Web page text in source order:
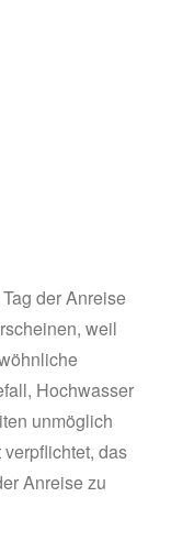
der Anreise
weil
Hochwasser
unmöglich
das
Anreise zu